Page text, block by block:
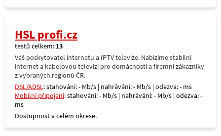
HSL profi.cz
testů celkem: 13
Váš poskytovatel internetu a IPTV televize. Nabízíme stabilní
internet a kabelovou televizi pro domácnosti a firemní zákazníky
z vybraných regionů ČR.
DSL/ADSL: stahování: - Mb/s | nahrávání: - Mb/s | odezva: - ms
Mobilní připojení: stahování: - Mb/s | nahrávání: - Mb/s | odezva: -
ms
Dostupnost v celém okrese.